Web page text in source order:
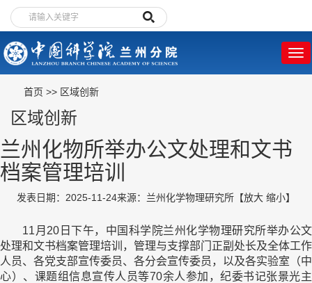
首页 >> 区域创新
区域创新
兰州化物所举办公文处理和文书
档案管理培训
发表日期：2025-11-24来源：兰州化学物理研究所 【放大 缩小】
11月20日下午，中国科学院兰州化学物理研究所举办公文
处理和文书档案管理培训，管理与支撑部门正副处长及全体工作
人员、各党支部宣传委员、各分会宣传委员，以及各实验室（中
心）、课题组信息宣传人员等70余人参加，纪委书记张景光主